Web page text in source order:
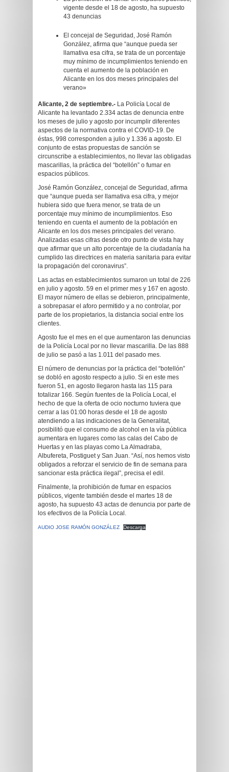
vigente desde el 18 de agosto, ha supuesto
43 denuncias
El concejal de Seguridad, José Ramón
González, afirma que “aunque pueda ser
llamativa esa cifra, se trata de un porcentaje
muy mínimo de incumplimientos teniendo en
cuenta el aumento de la población en
Alicante en los dos meses principales del
verano»
Alicante, 2 de septiembre.- La Policía Local de
Alicante ha levantado 2.334 actas de denuncia entre
los meses de julio y agosto por incumplir diferentes
aspectos de la normativa contra el COVID-19. De
éstas, 998 corresponden a julio y 1.336 a agosto. El
conjunto de estas propuestas de sanción se
circunscribe a establecimientos, no llevar las obligadas
mascarillas, la práctica del “botellón” o fumar en
espacios públicos.
José Ramón González, concejal de Seguridad, afirma
que “aunque pueda ser llamativa esa cifra, y mejor
hubiera sido que fuera menor, se trata de un
porcentaje muy mínimo de incumplimientos. Eso
teniendo en cuenta el aumento de la población en
Alicante en los dos meses principales del verano.
Analizadas esas cifras desde otro punto de vista hay
que afirmar que un alto porcentaje de la ciudadanía ha
cumplido las directrices en materia sanitaria para evitar
la propagación del coronavirus”.
Las actas en establecimientos sumaron un total de 226
en julio y agosto. 59 en el primer mes y 167 en agosto.
El mayor número de ellas se debieron, principalmente,
a sobrepasar el aforo permitido y a no controlar, por
parte de los propietarios, la distancia social entre los
clientes.
Agosto fue el mes en el que aumentaron las denuncias
de la Policía Local por no llevar mascarilla. De las 888
de julio se pasó a las 1.011 del pasado mes.
El número de denuncias por la práctica del “botellón”
se dobló en agosto respecto a julio. Si en este mes
fueron 51, en agosto llegaron hasta las 115 para
totalizar 166. Según fuentes de la Policía Local, el
hecho de que la oferta de ocio nocturno tuviera que
cerrar a las 01:00 horas desde el 18 de agosto
atendiendo a las indicaciones de la Generalitat,
posibilitó que el consumo de alcohol en la vía pública
aumentara en lugares como las calas del Cabo de
Huertas y en las playas como La Almadraba,
Albufereta, Postiguet y San Juan. “Así, nos hemos visto
obligados a reforzar el servicio de fin de semana para
sancionar esta práctica ilegal”, precisa el edil.
Finalmente, la prohibición de fumar en espacios
públicos, vigente también desde el martes 18 de
agosto, ha supuesto 43 actas de denuncia por parte de
los efectivos de la Policía Local.
AUDIO JOSE RAMÓN GONZÁLEZ Descarga